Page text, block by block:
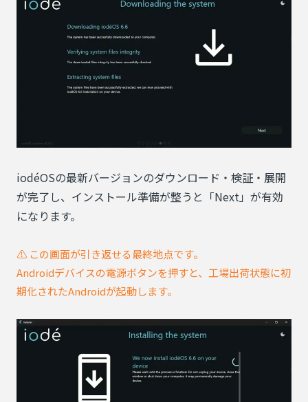
iodéOSの最新バージョンのダウンロード・検証・展開
が完了し、インストール準備が整うと「Next」が有効
になります。
⚠️ この画面が引き返せる最終地点です。
Androidデバイスの電源ボタンを押すと、工場出荷状態に初
期化されたAndroidが起動します。